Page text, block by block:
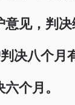
意见，判
决八个月
个月。